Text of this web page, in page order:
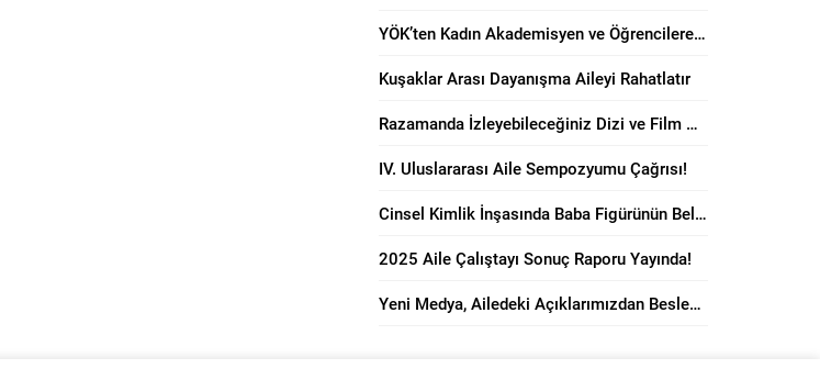
YÖK’ten Kadın Akademisyen ve Öğrencilere “Anne Dostu” Karar!
Kuşaklar Arası Dayanışma Aileyi Rahatlatır
Razamanda İzleyebileceğiniz Dizi ve Film Önerileri!
IV. Uluslararası Aile Sempozyumu Çağrısı!
Cinsel Kimlik İnşasında Baba Figürünün Belirleyici Rolü
2025 Aile Çalıştayı Sonuç Raporu Yayında!
Yeni Medya, Ailedeki Açıklarımızdan Besleniyor!